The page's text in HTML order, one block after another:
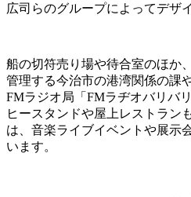
広司らのグループによってデザ
船の切符売り場や待合室のほか
管理する今治市の港湾関係の課
FMラジオ局「FMラヂオバリバ
ヒースタンドや屋上レストラン
は、音楽ライブイベントや展示
います。